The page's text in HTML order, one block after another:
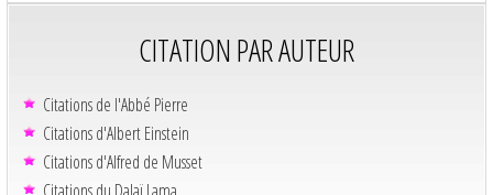
CITATION PAR AUTEUR
Citations de l'Abbé Pierre
Citations d'Albert Einstein
Citations d'Alfred de Musset